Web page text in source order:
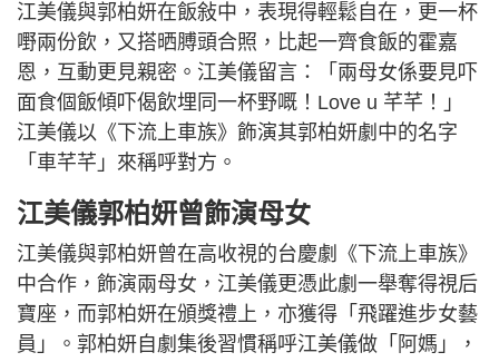
江美儀與郭柏妍在飯敍中，表現得輕鬆自在，更一杯
嘢兩份飲，又搭晒膊頭合照，比起一齊食飯的霍嘉
恩，互動更見親密。江美儀留言：「兩母女係要見吓
面食個飯傾吓偈飲埋同一杯野嘅！Love u 芊芊！」
江美儀以《下流上車族》飾演其郭柏妍劇中的名字
「車芊芊」來稱呼對方。
江美儀郭柏妍曾飾演母女
江美儀與郭柏妍曾在高收視的台慶劇《下流上車族》
中合作，飾演兩母女，江美儀更憑此劇一舉奪得視后
寶座，而郭柏妍在頒獎禮上，亦獲得「飛躍進步女藝
員」。郭柏妍自劇集後習慣稱呼江美儀做「阿媽」，